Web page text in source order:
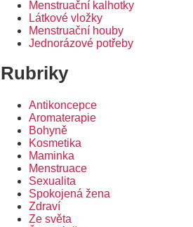
Menstruační kalhotky
Látkové vložky
Menstruační houby
Jednorázové potřeby
Rubriky
Antikoncepce
Aromaterapie
Bohyně
Kosmetika
Maminka
Menstruace
Sexualita
Spokojená žena
Zdraví
Ze světa